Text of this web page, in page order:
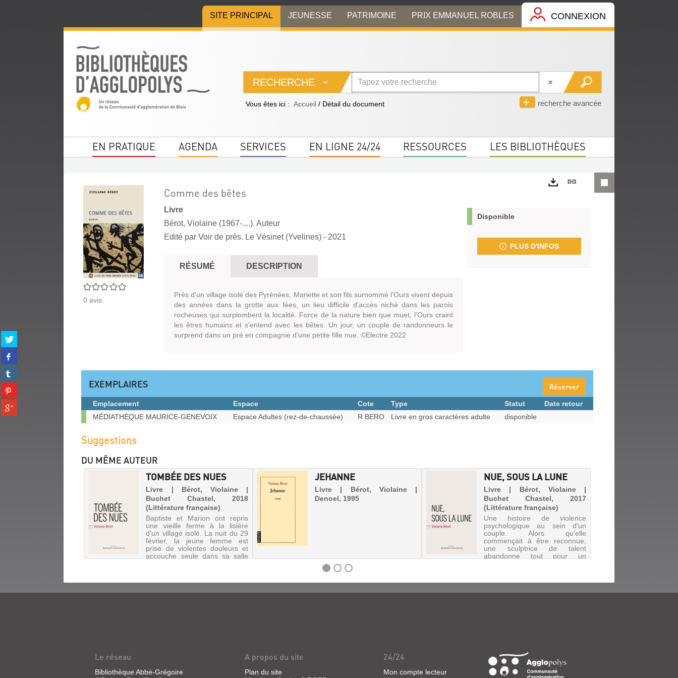
menu
contenu
la
SITE PRINCIPAL JEUNESSE PATRIMOINE PRIX EMMANUEL ROBLES CONNEXION
RECHERCHE
recherche avancée
Vous êtes ici : Accueil / Détail du document
EN PRATIQUE AGENDA SERVICES EN LIGNE 24/24 RESSOURCES LES BIBLIOTHÈQUES
Partager
sur
twitter
(Nouvelle
fenêtre)
Partager
sur
facebook
(Nouvelle
fenêtre)
Partager
sur
tumblr
(Nouvelle
fenêtre)
Partager
sur
pinterest
(Nouvelle
Partager
sur
0/5
0 avis
Comme des bêtes
Livre
Bérot, Violaine (1967-....). Auteur
Edité par Voir de près. Le Vésinet (Yvelines) - 2021
RÉSUMÉ DESCRIPTION
Près d'un village isolé des Pyrénées, Mariette et son fils surnommé l'Ours vivent depuis
des années dans la grotte aux fées, un lieu difficile d'accès niché dans les parois
rocheuses qui surplombent la localité. Force de la nature bien que muet, l'Ours craint
les êtres humains et s'entend avec les bêtes. Un jour, un couple de randonneurs le
surprend dans un pré en compagnie d'une petite fille nue. ©Electre 2022
Lien
Disponible
PLUS D'INFOS
EXEMPLAIRES Réserver
Exemplaires
Emplacement Espace Cote Type Statut
Date retour
MÉDIATHÈQUE MAURICE-GENEVOIX
Espace Adultes (rez-de-chaussée) R BERO Livre en gros caractères adulte disponible
Suggestions
DU MÊME AUTEUR
JEHANNE
Livre | Bérot, Violaine |
Denoel, 1995
NUE, SOUS LA LUNE
Livre | Bérot, Violaine |
Buchet Chastel, 2017
(Littérature française)
Une histoire de violence
psychologique au sein d'un
couple. Alors qu'elle
commençait à être reconnue,
une sculptrice de talent
abandonne tout pour un
TOMBÉE DES NUES
Livre | Bérot, Violaine |
Buchet Chastel, 2018
(Littérature française)
Baptiste et Marion ont repris
une vieille ferme à la lisière
d'un village isolé. La nuit du 29
février, la jeune femme est
prise de violentes douleurs et
accouche seule dans sa salle
Bérot,
Violaine
Le réseau
Bibliothèque Abbé-Grégoire
A propos du site
Plan du site
24/24
Mon compte lecteur